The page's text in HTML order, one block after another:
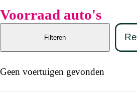
Voorraad auto's
Geen voertuigen gevonden
Filteren